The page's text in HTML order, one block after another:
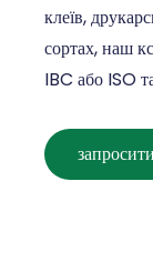
клеїв,
сортах, наш
IBC або ISO